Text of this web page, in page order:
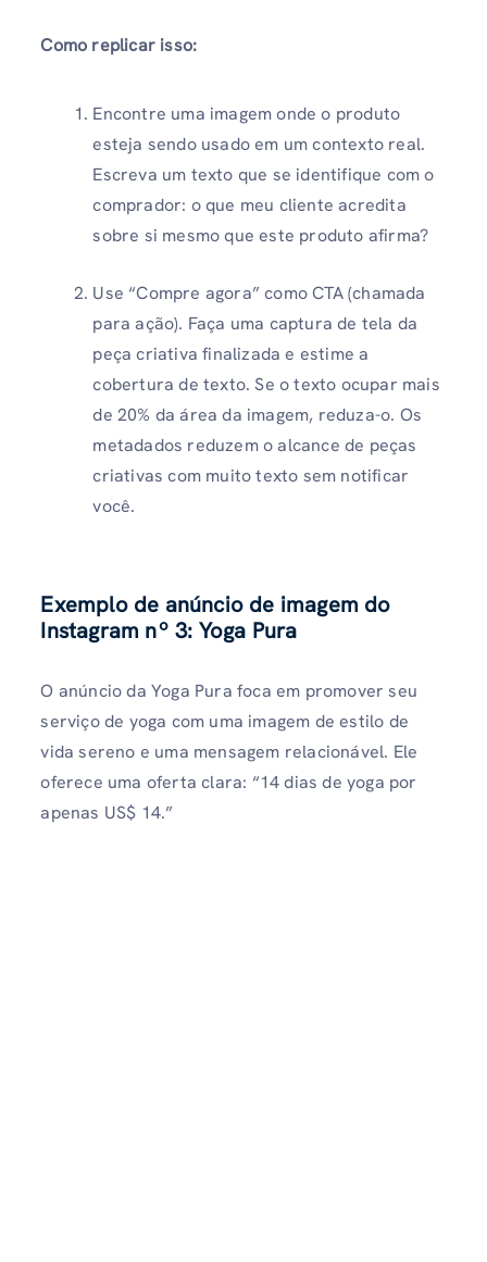
Como replicar isso:
Encontre uma imagem onde o produto
esteja sendo usado em um contexto real.
Escreva um texto que se identifique com o
comprador: o que meu cliente acredita
sobre si mesmo que este produto afirma?
Use “Compre agora” como CTA (chamada
para ação). Faça uma captura de tela da
peça criativa finalizada e estime a
cobertura de texto. Se o texto ocupar mais
de 20% da área da imagem, reduza-o. Os
metadados reduzem o alcance de peças
criativas com muito texto sem notificar
você.
Exemplo de anúncio de imagem do
Instagram nº 3: Yoga Pura
O anúncio da Yoga Pura foca em promover seu
serviço de yoga com uma imagem de estilo de
vida sereno e uma mensagem relacionável. Ele
oferece uma oferta clara: “14 dias de yoga por
apenas US$ 14.”